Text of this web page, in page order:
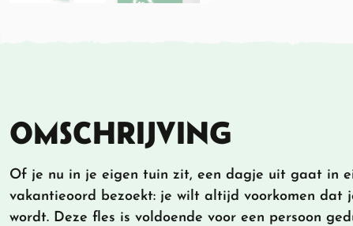
OMSCHRIJVING
Of je nu in je eigen tuin zit, een dagje uit gaat in
vakantieoord bezoekt: je wilt altijd voorkomen dat
wordt. Deze fles is voldoende voor een persoon